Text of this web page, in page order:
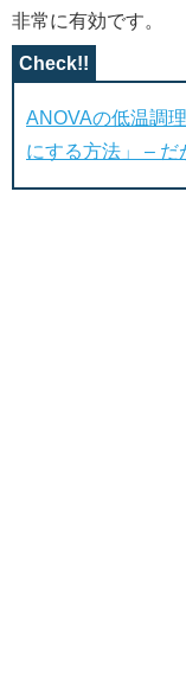
非常に有効です。
ANOVAの低温調
にする方法」 – だ